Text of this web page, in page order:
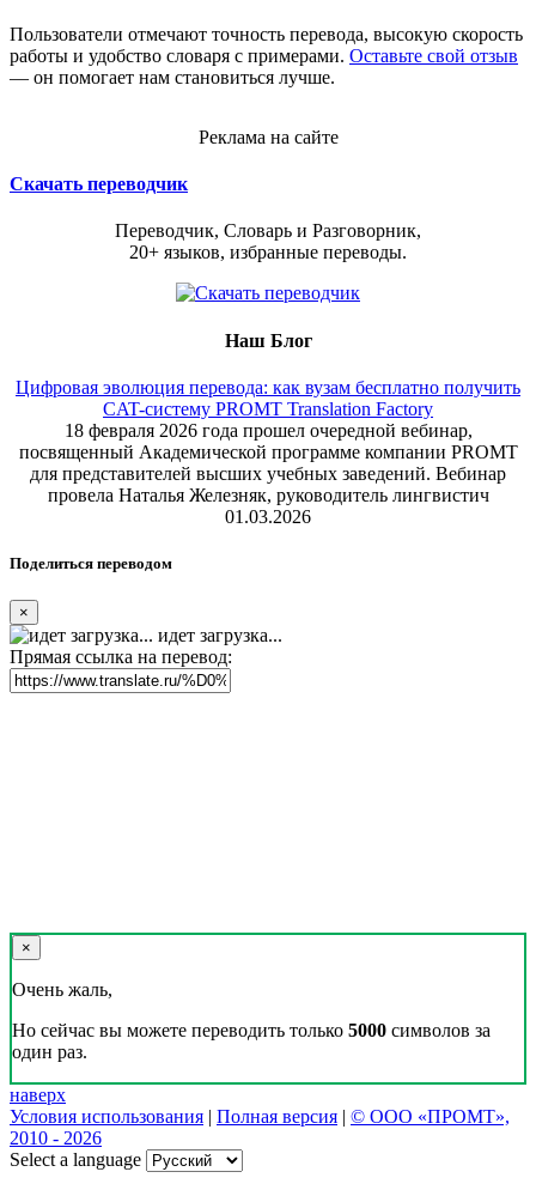
Пользователи отмечают точность перевода, высокую скорость
работы и удобство словаря с примерами. Оставьте свой отзыв
— он помогает нам становиться лучше.
Реклама на сайте
Скачать переводчик
Переводчик, Словарь и Разговорник,
20+ языков, избранные переводы.
Наш Блог
Цифровая эволюция перевода: как вузам бесплатно получить
CAT-систему PROMT Translation Factory
18 февраля 2026 года прошел очередной вебинар,
посвященный Академической программе компании PROMT
для представителей высших учебных заведений. Вебинар
провела Наталья Железняк, руководитель лингвистич
01.03.2026
Поделиться переводом
×
идет загрузка...
Прямая ссылка на перевод:
×
Очень жаль,
Но сейчас вы можете переводить только 5000 символов за
один раз.
наверх
Условия использования | Полная версия | © ООО «ПРОМТ»,
2010 - 2026
Select a language